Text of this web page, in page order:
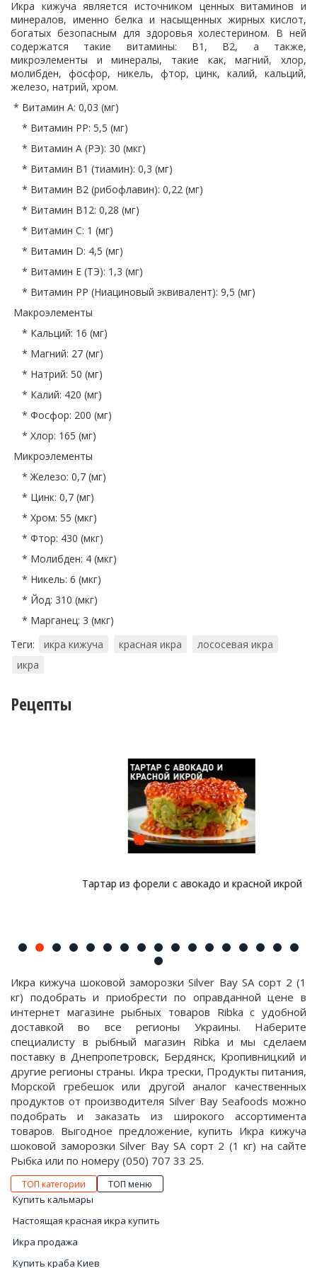
Икра кижуча является источником ценных витаминов и
минералов, именно белка и насыщенных жирных кислот,
богатых безопасным для здоровья холестерином. В ней
содержатся такие витамины: В1, В2, а также,
микроэлементы и минералы, такие как, магний, хлор,
молибден, фосфор, никель, фтор, цинк, калий, кальций,
железо, натрий, хром.
* Витамин A: 0,03 (мг)
* Витамин PP: 5,5 (мг)
* Витамин A (РЭ): 30 (мкг)
* Витамин B1 (тиамин): 0,3 (мг)
* Витамин B2 (рибофлавин): 0,22 (мг)
* Витамин В12: 0,28 (мг)
* Витамин C: 1 (мг)
* Витамин D: 4,5 (мг)
* Витамин E (ТЭ): 1,3 (мг)
* Витамин PP (Ниациновый эквивалент): 9,5 (мг)
Макроэлементы
* Кальций: 16 (мг)
* Магний: 27 (мг)
* Натрий: 50 (мг)
* Калий: 420 (мг)
* Фосфор: 200 (мг)
* Хлор: 165 (мг)
Микроэлементы
* Железо: 0,7 (мг)
* Цинк: 0,7 (мг)
* Хром: 55 (мкг)
* Фтор: 430 (мкг)
* Молибден: 4 (мкг)
* Никель: 6 (мкг)
* Йод: 310 (мкг)
* Марганец: 3 (мкг)
Теги:
икра кижуча красная икра
лососевая икра
икра
Рецепты
Тартар из форели с авокадо и красной икрой
Икра кижуча шоковой заморозки Silver Bay SA сорт 2 (1
кг) подобрать и приобрести по оправданной цене в
интернет магазине рыбных товаров Ribka с удобной
доставкой во все регионы Украины. Наберите
специалисту в рыбный магазин Ribka и мы сделаем
поставку в Днепропетровск, Бердянск, Кропивницкий и
другие регионы страны. Икра трески, Продукты питания,
Морской гребешок или другой аналог качественных
продуктов от производителя Silver Bay Seafoods можно
подобрать и заказать из широкого ассортимента
товаров. Выгодное предложение, купить Икра кижуча
шоковой заморозки Silver Bay SA сорт 2 (1 кг) на сайте
Рыбка или по номеру (050) 707 33 25.
ТОП категории ТОП меню
Купить кальмары
Настоящая красная икра купить
Икра продажа
Купить краба Киев